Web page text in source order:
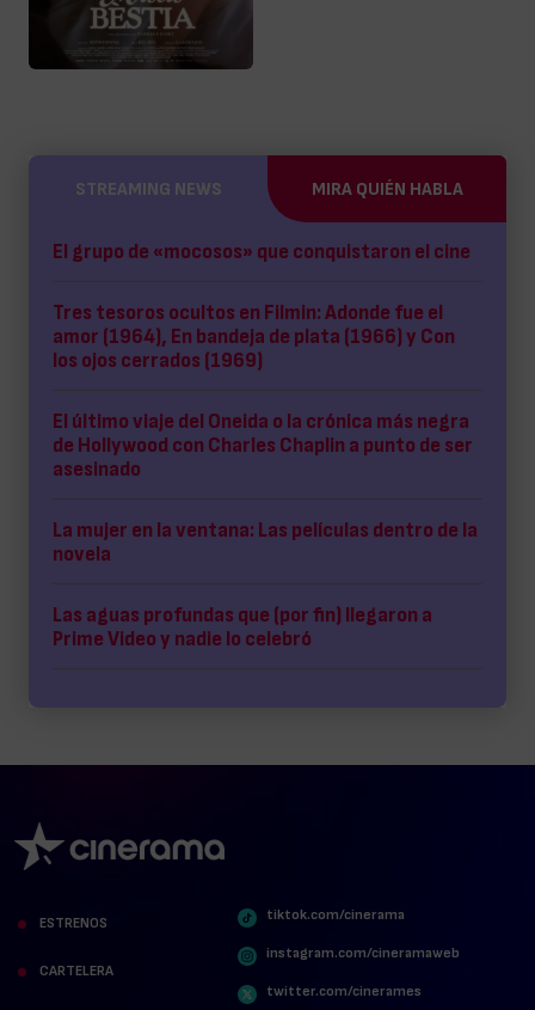
STREAMING NEWS MIRA QUIÉN HABLA
El grupo de «mocosos» que conquistaron el cine
Tres tesoros ocultos en Filmin: Adonde fue el
amor (1964), En bandeja de plata (1966) y Con
los ojos cerrados (1969)
El último viaje del Oneida o la crónica más negra
de Hollywood con Charles Chaplin a punto de ser
asesinado
La mujer en la ventana: Las películas dentro de la
novela
Las aguas profundas que (por fin) llegaron a
Prime Video y nadie lo celebró
ESTRENOS
CARTELERA
tiktok.com/cinerama
instagram.com/cineramaweb
twitter.com/cinerames